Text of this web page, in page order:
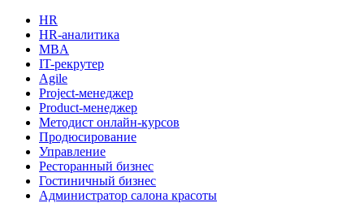
HR
HR-аналитика
MBA
IT-рекрутер
Agile
Project-менеджер
Product-менеджер
Методист онлайн-курсов
Продюсирование
Управление
Ресторанный бизнес
Гостиничный бизнес
Администратор салона красоты